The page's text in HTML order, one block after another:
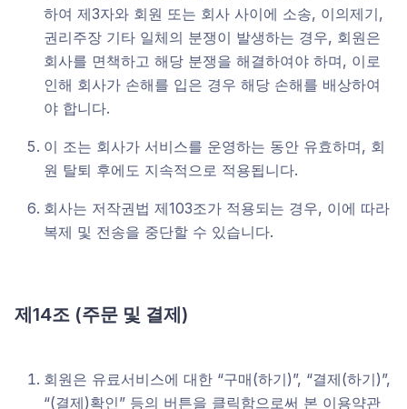
하여 제3자와 회원 또는 회사 사이에 소송, 이의제기,
권리주장 기타 일체의 분쟁이 발생하는 경우, 회원은
회사를 면책하고 해당 분쟁을 해결하여야 하며, 이로
인해 회사가 손해를 입은 경우 해당 손해를 배상하여
야 합니다.
이 조는 회사가 서비스를 운영하는 동안 유효하며, 회
원 탈퇴 후에도 지속적으로 적용됩니다.
회사는 저작권법 제103조가 적용되는 경우, 이에 따라
복제 및 전송을 중단할 수 있습니다.
제14조 (주문 및 결제)
회원은 유료서비스에 대한 “구매(하기)”, “결제(하기)”,
“(결제)확인” 등의 버튼을 클릭함으로써 본 이용약관